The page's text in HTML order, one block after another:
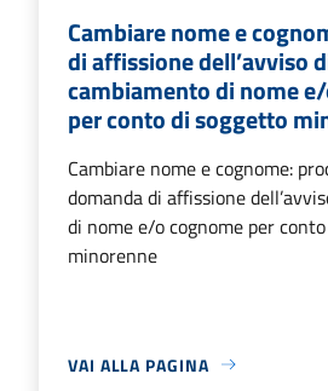
Cambiare nome e
di affissione dell’avviso
cambiamento di nome
per conto di soggetto
Cambiare nome e cognome:
domanda di affissione
di nome e/o cognome per
minorenne
VAI ALLA PAGINA